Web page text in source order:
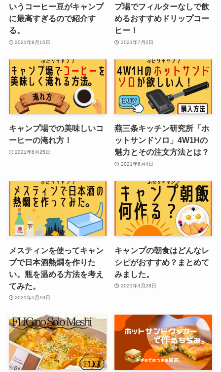
いうコーヒー豆がキャンプ
に最高すぎるので紹介す
る。
2021年8月15日
プ場でフィルターなしで飲
めるおすすめドリップコー
ヒー！
2021年7月2日
キャンプ場での美味しいコ
ーヒーの淹れ方！
2021年6月25日
燕三条キッチン研究所「ホ
ットサンドソロ」4W1Hの
魅力とその注文方法とは？
2021年6月4日
メスティンを使ってキャン
プで日本酒熱燗を作りた
い。瓶を温める方法を考え
てみた。
2021年5月10日
キャンプの朝食はどんなレ
シピがおすすめ？まとめて
みました。
2021年3月28日